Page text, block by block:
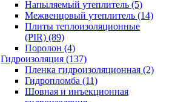
Напыляемый утеплитель (5)
Межвенцовый утеплитель (14)
Плиты теплоизоляционные
(PIR) (89)
Поролон (4)
Гидроизоляция (137)
Пленка гидроизоляционная (2)
Гидропломба (11)
Шовная и инъекционная